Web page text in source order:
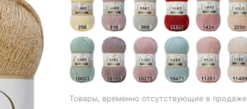
Товары, временно отсутствующие в продаже